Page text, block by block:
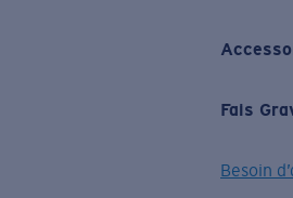
Fais
Besoin